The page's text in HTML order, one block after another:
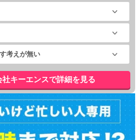
考えが無い
社キーエンスで詳細を見る